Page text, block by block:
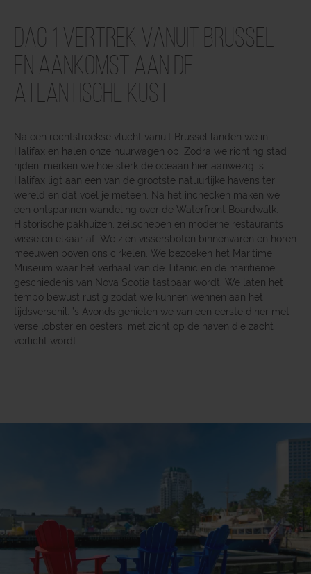
Dag 1 Vertrek vanuit Brussel
en aankomst aan de
Atlantische kust
Na een rechtstreekse vlucht vanuit Brussel landen we in
Halifax en halen onze huurwagen op. Zodra we richting stad
rijden, merken we hoe sterk de oceaan hier aanwezig is.
Halifax ligt aan een van de grootste natuurlijke havens ter
wereld en dat voel je meteen. Na het inchecken maken we
een ontspannen wandeling over de Waterfront Boardwalk.
Historische pakhuizen, zeilschepen en moderne restaurants
wisselen elkaar af. We zien vissersboten binnenvaren en horen
meeuwen boven ons cirkelen. We bezoeken het Maritime
Museum waar het verhaal van de Titanic en de maritieme
geschiedenis van Nova Scotia tastbaar wordt. We laten het
tempo bewust rustig zodat we kunnen wennen aan het
tijdsverschil. ’s Avonds genieten we van een eerste diner met
verse lobster en oesters, met zicht op de haven die zacht
verlicht wordt.